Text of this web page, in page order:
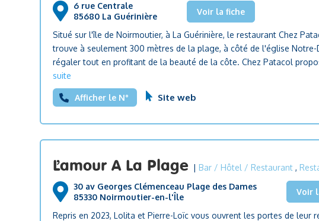
6 rue Centrale
85680 La Guérinière
Voir la fiche
Situé sur l'île de Noirmoutier, à La Guérinière, le restaurant Chez
trouve à seulement 300 mètres de la plage, à côté de l'église
régaler tout en profitant de la beauté de la côte. Chez Patacol
suite
Afficher le N° Site web
L’amour A La Plage |Bar / Hôtel / Restaurant ,
30 av Georges Clémenceau Plage des Dames
85330 Noirmoutier-en-l'Île
Voir
Repris en 2023, Lolita et Pierre-Loïc vous ouvrent les portes de leur